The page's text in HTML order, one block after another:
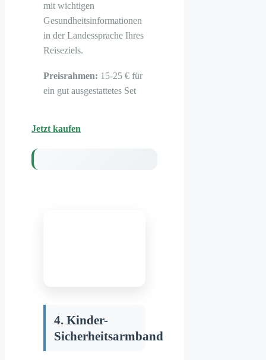
mit wichtigen
Gesundheitsinformationen
in der Landessprache Ihres
Reiseziels.
Preisrahmen: 15-25 € für
ein gut ausgestattetes Set
Jetzt kaufen
4. Kinder-
Sicherheitsarmband